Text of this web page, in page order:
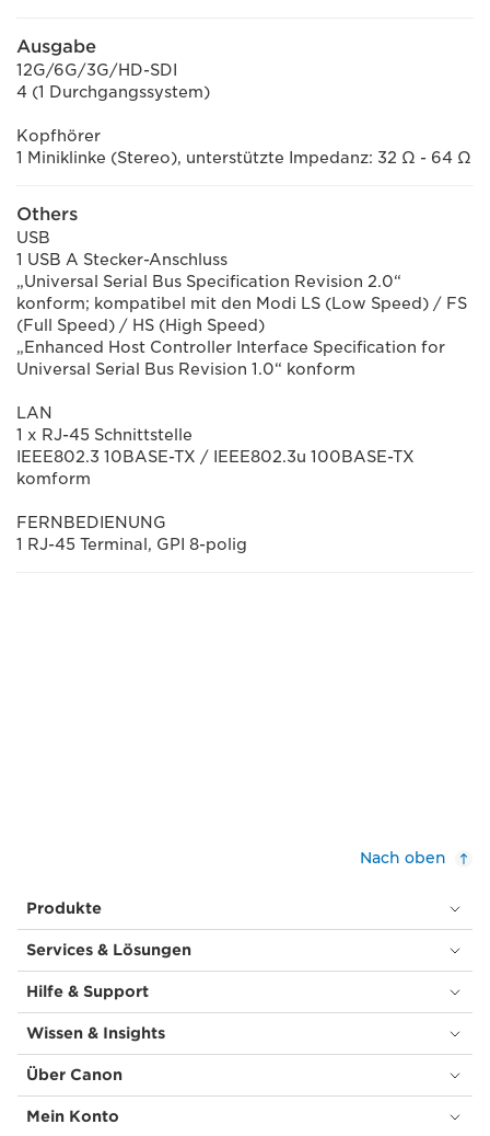
Ausgabe
12G/6G/3G/HD-SDI
4 (1 Durchgangssystem)
Kopfhörer
1 Miniklinke (Stereo), unterstützte Impedanz: 32 Ω - 64 Ω
Others
USB
1 USB A Stecker-Anschluss
„Universal Serial Bus Specification Revision 2.0“
konform; kompatibel mit den Modi LS (Low Speed) / FS
(Full Speed) / HS (High Speed)
„Enhanced Host Controller Interface Specification for
Universal Serial Bus Revision 1.0“ konform
LAN
1 x RJ-45 Schnittstelle
IEEE802.3 10BASE-TX / IEEE802.3u 100BASE-TX
komform
FERNBEDIENUNG
1 RJ-45 Terminal, GPI 8-polig
Nach oben
Produkte
Services & Lösungen
Hilfe & Support
Wissen & Insights
Über Canon
Mein Konto